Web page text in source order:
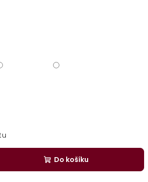
Do košíku